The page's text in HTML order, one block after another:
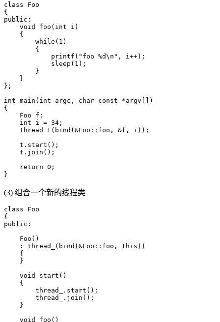
class Foo
{
public:
    void foo(int i)
    {
        while(1)
        {
            printf("foo %d\n", i++);
            sleep(1);
        }
    }
};
int main(int argc, char const *argv[])
{
    Foo f;
    int i = 34;
    Thread t(bind(&Foo::foo, &f, i));
    t.start();
    t.join();
    return 0;
(3) 组合一个新的线程类
class Foo
{
public:
    Foo()
    : thread_(bind(&Foo::foo, this))
    {
    }
    void start()
    {
        thread_.start();
        thread_.join();
    }
    void foo()